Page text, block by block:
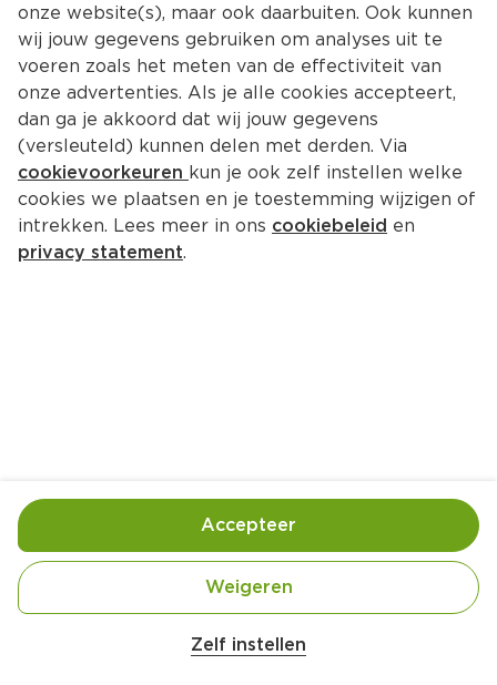
Ingrediënten Bereiding
onze website(s), maar ook daarbuiten. Ook kunnen
wij jouw gegevens gebruiken om analyses uit te
voeren zoals het meten van de effectiviteit van
onze advertenties. Als je alle cookies accepteert,
dan ga je akkoord dat wij jouw gegevens
(versleuteld) kunnen delen met derden. Via
cookievoorkeuren kun je ook zelf instellen welke
cookies we plaatsen en je toestemming wijzigen of
intrekken. Lees meer in ons cookiebeleid en
privacy statement.
Zelf instellen
Weigeren
Accepteer